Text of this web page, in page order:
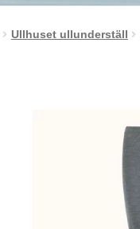
Ullhuset ullunderställ